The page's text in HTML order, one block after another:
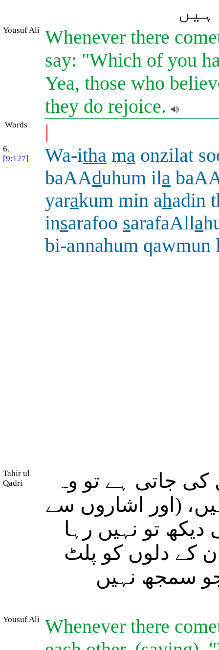
Yousuf Ali Whenever there
say: "Which of you
Yea, those who
they do rejoice.
Words |
6.
[9:127]
Wa-itha ma onzilat
baAAduhum ila
yarakum min ahadin
insarafoo sarafaAlla
bi-annahum qawmun
Tahir ul
Qadri
جاتی ہے تو وہ
(اور اشاروں سے
دیکھ تو نہیں رہا
کے دلوں کو پلٹ
سمجھ نہیں
Yousuf Ali Whenever there